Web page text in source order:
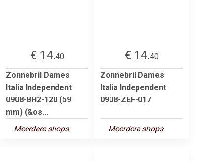
€ 14.40
Zonnebril Dames
Italia Independent
0908-BH2-120 (59
mm) (&os...
Meerdere shops
€ 14.40
Zonnebril Dames
Italia Independent
0908-ZEF-017
Meerdere shops